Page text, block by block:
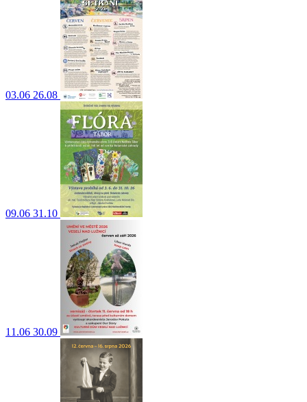
03.06 26.08
09.06 31.10
11.06 30.09